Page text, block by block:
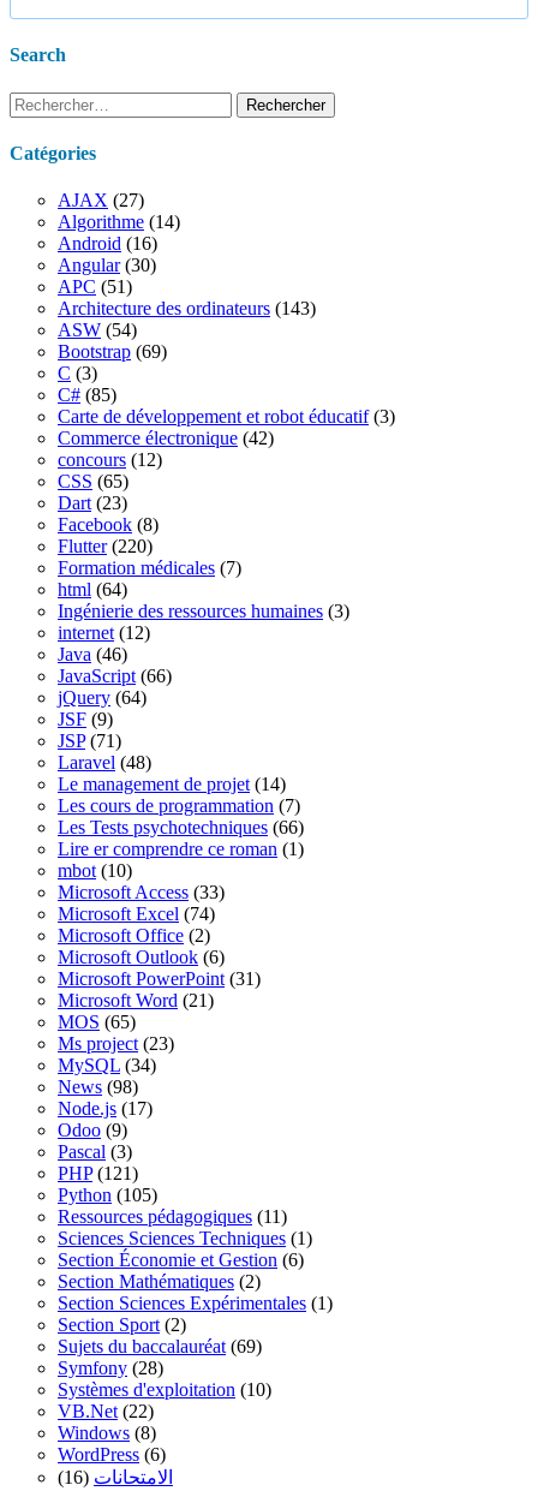
Search
Rechercher :
Catégories
AJAX (27)
Algorithme (14)
Android (16)
Angular(30)
APC (51)
Architecture des ordinateurs (143)
ASW (54)
Bootstrap (69)
C (3)
C# (85)
Carte de développement et robot éducatif(3)
Commerce électronique (42)
concours (12)
CSS (65)
Dart (23)
Facebook (8)
Flutter(220)
Formation médicales (7)
html (64)
Ingénierie des ressources humaines (3)
internet (12)
Java (46)
JavaScript (66)
jQuery (64)
JSF (9)
JSP(71)
Laravel (48)
Le management de projet (14)
Les cours de programmation (7)
Les Tests psychotechniques (66)
Lire er comprendre ce roman (1)
mbot (10)
Microsoft Access (33)
Microsoft Excel (74)
Microsoft Office (2)
Microsoft Outlook (6)
Microsoft PowerPoint (31)
Microsoft Word (21)
MOS (65)
Ms project (23)
MySQL (34)
News (98)
Node.js (17)
Odoo (9)
Pascal (3)
PHP(121)
Python (105)
Ressources pédagogiques (11)
Sciences Sciences Techniques (1)
Section Économie et Gestion (6)
Section Mathématiques (2)
Section Sciences Expérimentales (1)
Section Sport (2)
Sujets du baccalauréat (69)
Symfony (28)
Systèmes d'exploitation (10)
VB.Net (22)
Windows (8)
WordPress (6)
الامتحانات (16)